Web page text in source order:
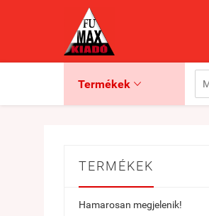
Termékek 
TERMÉKEK
Hamarosan megjelenik!